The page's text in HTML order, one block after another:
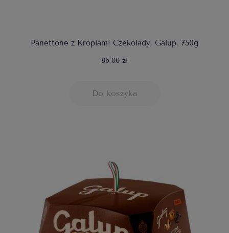
Panettone z Kroplami Czekolady, Galup, 750g
86,00 zł
Do koszyka